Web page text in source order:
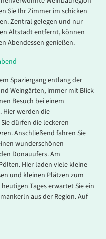
Sie Ihr Zimmer im schicken
Zentral gelegen und nur
Altstadt entfernt, können
Abendessen genießen.
Spaziergang entlang der
Weingärten, immer mit Blick
Besuch bei einem
Hier werden die
dürfen die leckeren
Anschließend fahren Sie
wunderschönen
Donauufers. Am
Hier laden viele kleine
und kleinen Plätzen zum
Tages erwartet Sie ein
aus der Region. Auf